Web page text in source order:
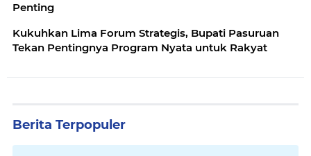
Penting
Kukuhkan Lima Forum Strategis, Bupati Pasuruan
Tekan Pentingnya Program Nyata untuk Rakyat
Berita Terpopuler